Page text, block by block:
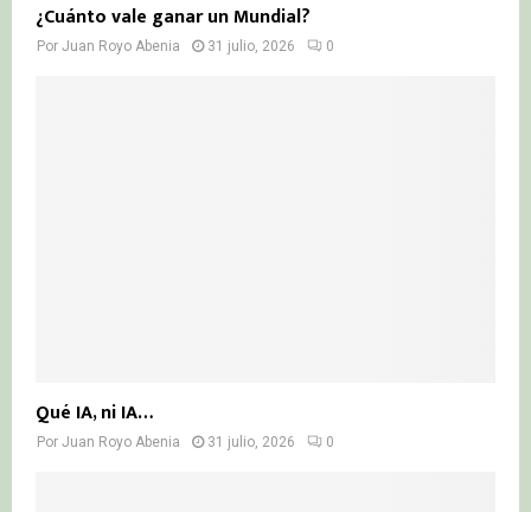
¿Cuánto vale ganar un Mundial?
Por Juan Royo Abenia 31 julio, 2026 0
Qué IA, ni IA…
Por Juan Royo Abenia 31 julio, 2026 0